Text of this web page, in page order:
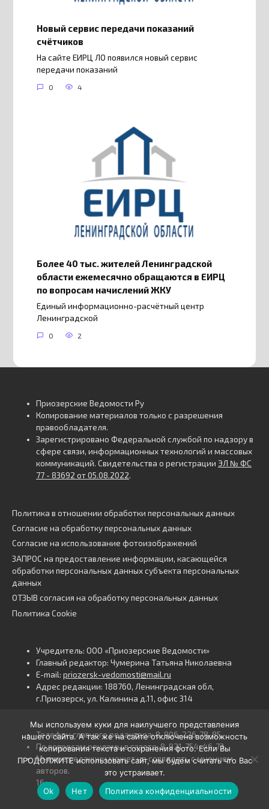
Новый сервис передачи показаний
счётчиков
На сайте ЕИРЦ ЛО появился новый сервис
передачи показаний
0 4
Более 40 тыс. жителей Ленинградской
области ежемесячно обращаются в ЕИРЦ
по вопросам начислений ЖКУ
Единый информационно-расчётный центр
Ленинградской
0 2
Приозерские Ведомости Ру
Копирование материалов только с разрешения
правообладателя.
Зарегистрировано Федеральной службой по надзору в
сфере связи, информационных технологий и массовых
коммуникаций. Свидетельства о регистрации ЭЛ № ФС
77 - 83692 от 05.08.2022.
Политика в отношении обработки персональных данных
Согласие на обработку персональных данных
Согласие на использование фотоизображений
ЗАПРОС на предоставление информации, касающейся
обработки персональных данных субъекта персональных
данных
ОТЗЫВ согласия на обработку персональных данных
Политика Cookie
Учредитель: ООО «Приозерские Ведомости»
Главный редактор: Чумерина Татьяна Николаевна
E-mail: priozersk-vedomosti@mail.ru
Адрес редакции: 188760, Ленинградская обл,
г.Приозерск, ул. Калинина д.11, офис 314
Телефон главного редактора: 8-906-226-78-85
По вопросам рекламы в газете: 8-921-754-46-73
Мнение редакции может не совпадать с мнением
авторов.
16+
Мы используем куки для наилучшего представления
нашего сайта. А так же на сайте отключена возможность
копирования текста и сохранения фото. Если Вы
ПРОДОЛЖИТЕ использовать сайт, мы будем считать что Вас
это устраивает.
Ok
Нет Политика конфиденциальности